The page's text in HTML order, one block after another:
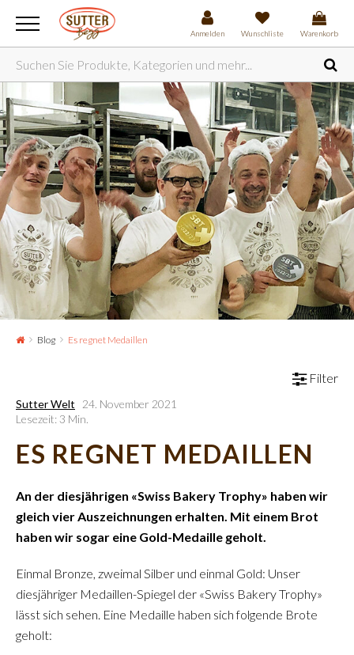
Anmelden Wunschliste Warenkorb
Blog Es regnet Medaillen
Filter
Sutter Welt
24. November 2021
Lesezeit: 3 Min.
ES REGNET MEDAILLEN
An der diesjährigen «Swiss Bakery Trophy» haben wir
gleich vier Auszeichnungen erhalten. Mit einem Brot
haben wir sogar eine Gold-Medaille geholt.
Einmal Bronze, zweimal Silber und einmal Gold: Unser
diesjähriger Medaillen-Spiegel der «Swiss Bakery Trophy»
lässt sich sehen. Eine Medaille haben sich folgende Brote
geholt: